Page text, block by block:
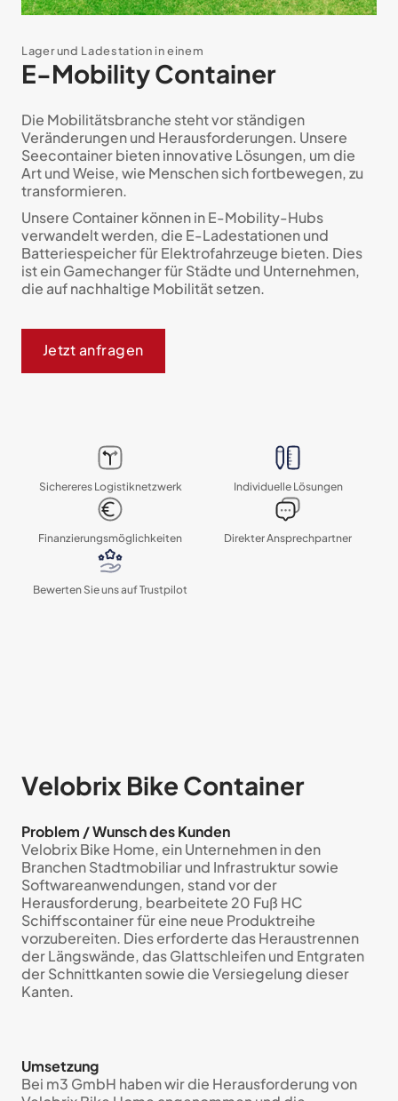
Lager und Ladestation in einem
E-Mobility Container
Die Mobilitätsbranche steht vor ständigen
Veränderungen und Herausforderungen. Unsere
Seecontainer bieten innovative Lösungen, um die
Art und Weise, wie Menschen sich fortbewegen, zu
transformieren.
Unsere Container können in E-Mobility-Hubs
verwandelt werden, die E-Ladestationen und
Batteriespeicher für Elektrofahrzeuge bieten. Dies
ist ein Gamechanger für Städte und Unternehmen,
die auf nachhaltige Mobilität setzen.
Jetzt anfragen
Sichereres Logistik­netzwerk Individuelle Lösungen
Finanzierungs­möglichkeiten Direkter Ansprechpartner
Bewerten Sie uns auf Trustpilot
Velobrix Bike Container
Problem / Wunsch des Kunden
Velobrix Bike Home, ein Unternehmen in den
Branchen Stadtmobiliar und Infrastruktur sowie
Softwareanwendungen, stand vor der
Herausforderung, bearbeitete 20 Fuß HC
Schiffscontainer für eine neue Produktreihe
vorzubereiten. Dies erforderte das Heraustrennen
der Längswände, das Glattschleifen und Entgraten
der Schnittkanten sowie die Versiegelung dieser
Kanten.
Umsetzung
Bei m3 GmbH haben wir die Herausforderung von